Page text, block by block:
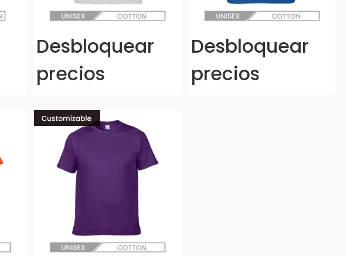
Desbloquear
precios
Desbloquear
precios